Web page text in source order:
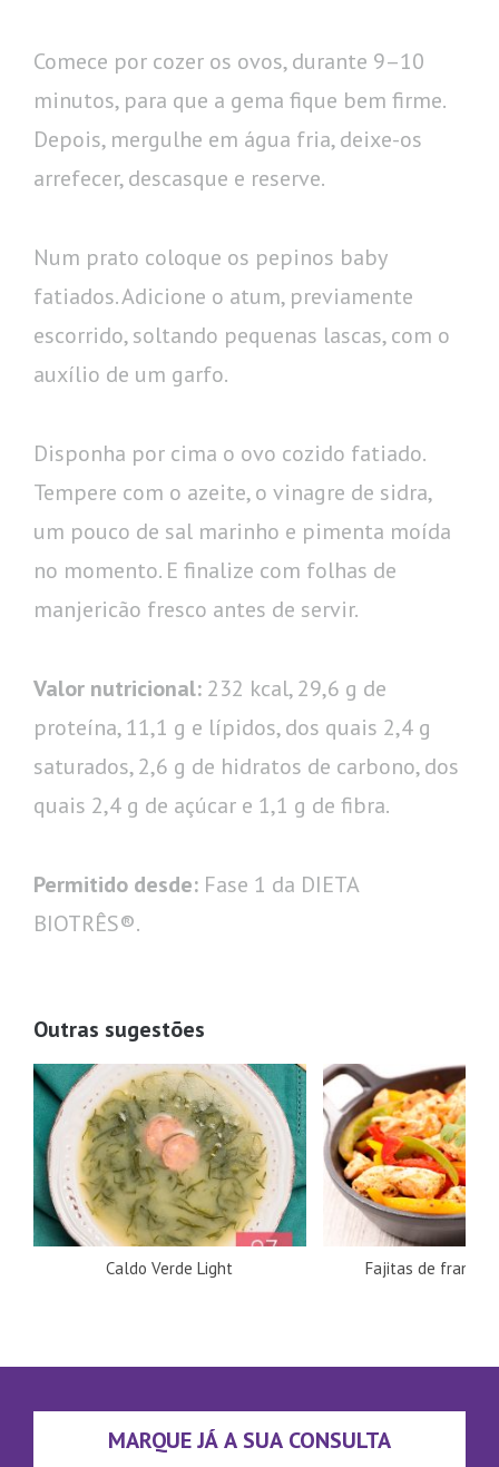
Comece por cozer os ovos, durante 9–10
minutos, para que a gema fique bem firme.
Depois, mergulhe em água fria, deixe-os
arrefecer, descasque e reserve.
Num prato coloque os pepinos baby
fatiados. Adicione o atum, previamente
escorrido, soltando pequenas lascas, com o
auxílio de um garfo.
Disponha por cima o ovo cozido fatiado.
Tempere com o azeite, o vinagre de sidra,
um pouco de sal marinho e pimenta moída
no momento. E finalize com folhas de
manjericão fresco antes de servir.
Valor nutricional: 232 kcal, 29,6 g de
proteína, 11,1 g e lípidos, dos quais 2,4 g
saturados, 2,6 g de hidratos de carbono, dos
quais 2,4 g de açúcar e 1,1 g de fibra.
Permitido desde: Fase 1 da DIETA
BIOTRÊS®.
Outras sugestões
Caldo Verde Light Fajitas de frango
MARQUE JÁ A SUA CONSULTA